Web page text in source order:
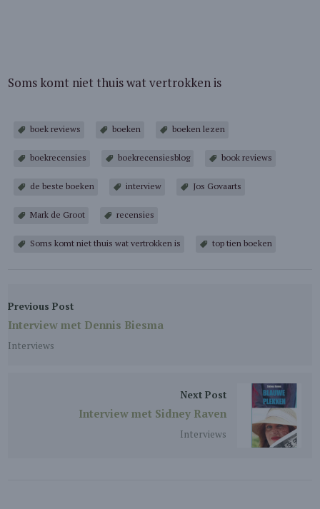
Soms komt niet thuis wat vertrokken is
boek reviews boeken boeken lezen
boekrecensies boekrecensiesblog book reviews
de beste boeken interview Jos Govaarts
Mark de Groot recensies
Soms komt niet thuis wat vertrokken is top tien boeken
Previous Post
Interview met Dennis Biesma
Interviews
Next Post
Interview met Sidney Raven
Interviews